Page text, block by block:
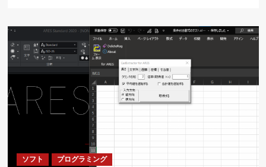
ソフト プログラミング